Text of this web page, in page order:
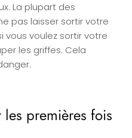
La plupart des
pas laisser sortir votre
vous voulez sortir votre
les griffes. Cela
premières fois